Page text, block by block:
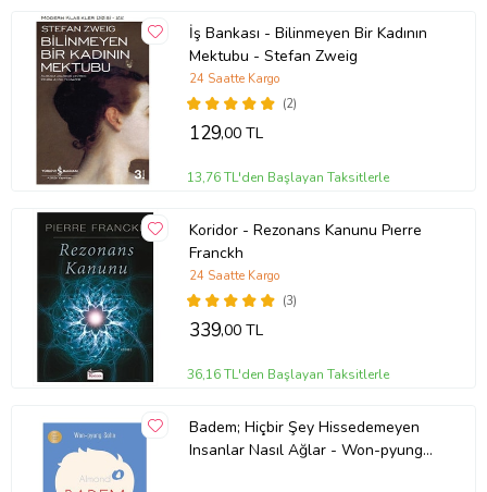
İş Bankası - Bilinmeyen Bir Kadının
Mektubu - Stefan Zweig
(2)
24 Saatte Kargo
129,00 TL
13,76 TL'den Başlayan Taksitlerle
Koridor - Rezonans Kanunu Pıerre
Franckh
(3)
24 Saatte Kargo
339,00 TL
36,16 TL'den Başlayan Taksitlerle
Badem; Hiçbir Şey Hissedemeyen
Insanlar Nasıl Ağlar - Won-pyung